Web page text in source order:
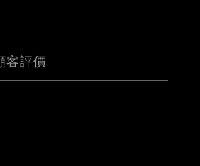
客評價